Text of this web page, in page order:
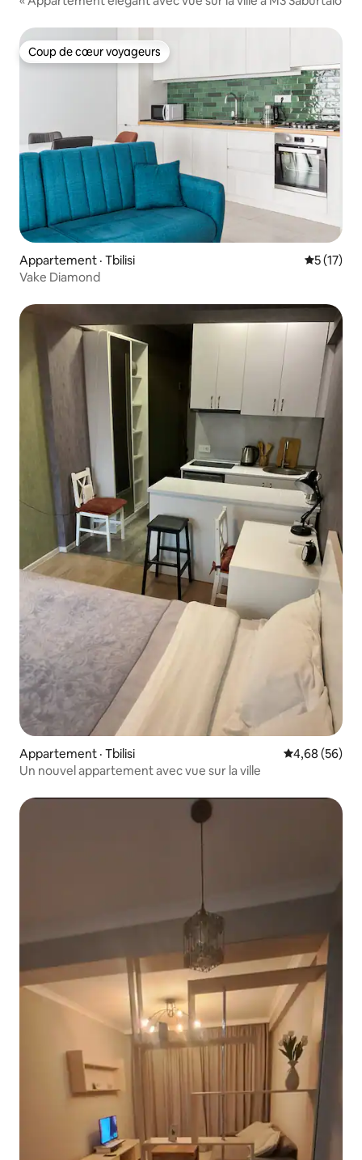
Coup de cœur voyageurs
Coup de cœur voyageurs
Appartement · Tbilisi Note
5 (17)
Vake Diamond
Appartement · Tbilisi Note
4,68 (56)
Un nouvel appartement avec vue sur la ville